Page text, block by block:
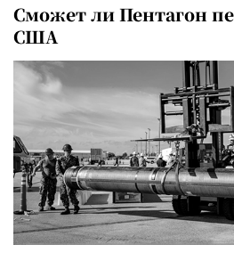
Сможет ли Пентагон
США